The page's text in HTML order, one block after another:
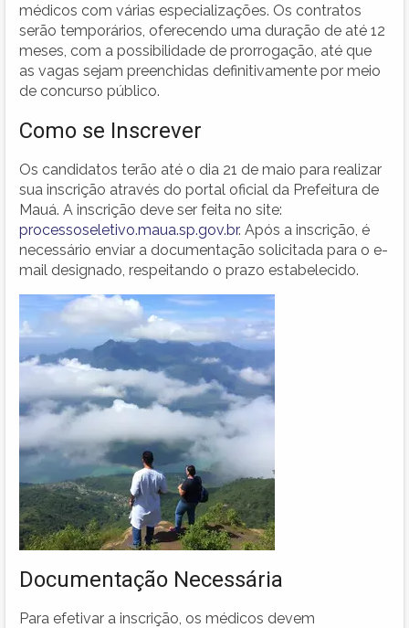
médicos com várias especializações. Os contratos
serão temporários, oferecendo uma duração de até 12
meses, com a possibilidade de prorrogação, até que
as vagas sejam preenchidas definitivamente por meio
de concurso público.
Como se Inscrever
Os candidatos terão até o dia 21 de maio para realizar
sua inscrição através do portal oficial da Prefeitura de
Mauá. A inscrição deve ser feita no site:
processoseletivo.maua.sp.gov.br. Após a inscrição, é
necessário enviar a documentação solicitada para o e-
mail designado, respeitando o prazo estabelecido.
Documentação Necessária
Para efetivar a inscrição, os médicos devem